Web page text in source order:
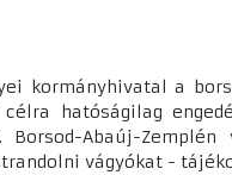
kormányhivatal a
hatóságilag
Borsod-Abaúj-
vágyókat -